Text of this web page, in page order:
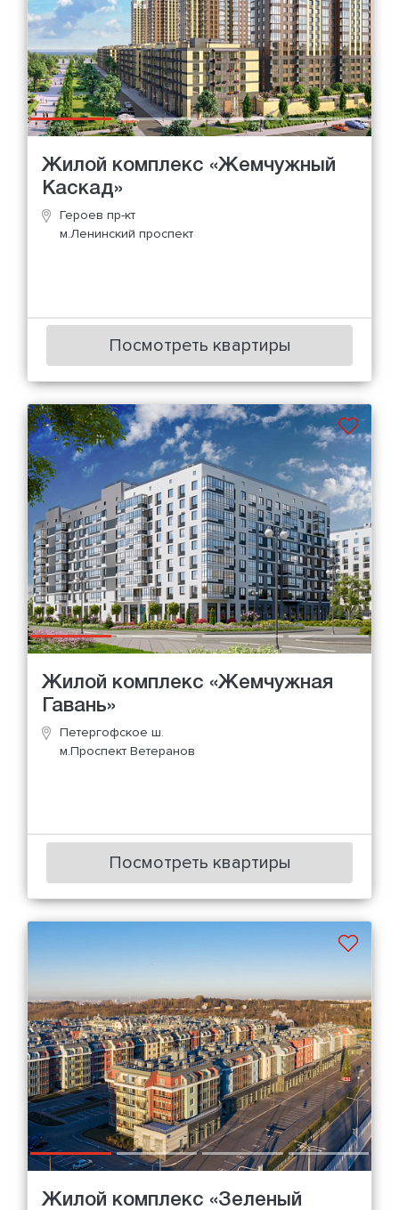
Жилой комплекс «Жемчужный
Каскад»
Героев пр-кт
м.Ленинский проспект
Посмотреть квартиры
Жилой комплекс «Жемчужная
Гавань»
Петергофское ш.
м.Проспект Ветеранов
Посмотреть квартиры
Жилой комплекс «Зеленый